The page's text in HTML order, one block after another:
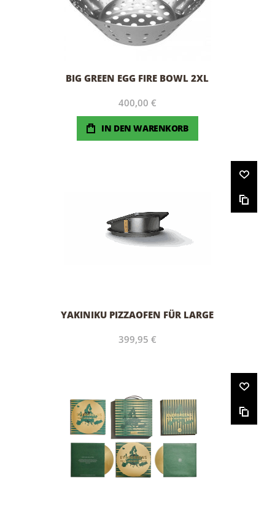
BIG GREEN EGG FIRE BOWL 2XL
400,00 €
IN DEN WARENKORB
YAKINIKU PIZZAOFEN FÜR LARGE
399,95 €